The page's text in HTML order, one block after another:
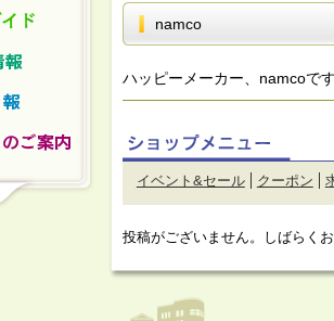
namco
ハッピーメーカー、namcoで
イベント&セール クーポン
投稿がございません。しばらく